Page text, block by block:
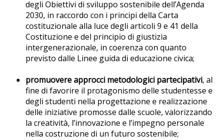
degli Obiettivi di sviluppo sostenibile dell’Agenda
2030, in raccordo con i principi della Carta
costituzionale alla luce degli articoli 9 e 41 della
Costituzione e del principio di giustizia
intergenerazionale, in coerenza con quanto
previsto dalle Linee guida di educazione civica;
promuovere approcci metodologici partecipativi, al
fine di favorire il protagonismo delle studentesse e
degli studenti nella progettazione e realizzazione
delle iniziative promosse dalle scuole, valorizzando
la creatività, l’innovazione e l’impegno personale
nella costruzione di un futuro sostenibile;